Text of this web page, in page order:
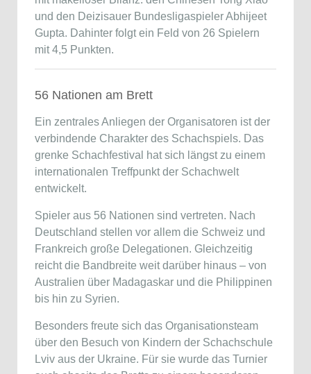
und den Deizisauer Bundesligaspieler Abhijeet
Gupta. Dahinter folgt ein Feld von 26 Spielern
mit 4,5 Punkten.
56 Nationen am Brett
Ein zentrales Anliegen der Organisatoren ist der
verbindende Charakter des Schachspiels. Das
grenke Schachfestival hat sich längst zu einem
internationalen Treffpunkt der Schachwelt
entwickelt.
Spieler aus 56 Nationen sind vertreten. Nach
Deutschland stellen vor allem die Schweiz und
Frankreich große Delegationen. Gleichzeitig
reicht die Bandbreite weit darüber hinaus – von
Australien über Madagaskar und die Philippinen
bis hin zu Syrien.
Besonders freute sich das Organisationsteam
über den Besuch von Kindern der Schachschule
Lviv aus der Ukraine. Für sie wurde das Turnier